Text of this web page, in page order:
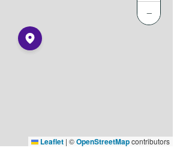
−
Leaflet | ©OpenStreetMapcontributors